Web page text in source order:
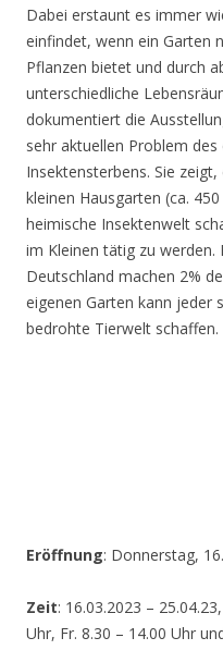
Dabei erstaunt es immer
einfindet, wenn ein Garten
Pflanzen bietet und durch
unterschiedliche
dokumentiert die
sehr aktuellen Problem
Insektensterbens. Sie
kleinen Hausgarten (ca.
heimische Insektenwelt
im Kleinen tätig zu werden.
Deutschland machen 2%
eigenen Garten kann jeder
bedrohte Tierwelt schaffen.
Eröffnung: Donnerstag,
Zeit: 16.03.2023 –
Uhr, Fr. 8.30 – 14.00 Uhr